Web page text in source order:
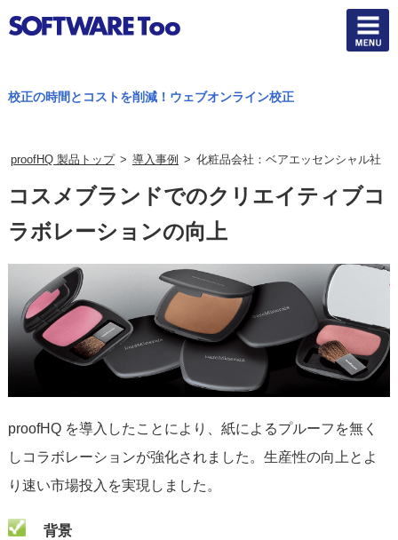
校正の時間とコストを削減！ウェブオンライン校正
proofHQ 製品トップ > 導入事例 > 化粧品会社：ベアエッセンシャル社
コスメブランドでのクリエイティブコ
ラボレーションの向上
proofHQ を導入したことにより、紙によるプルーフを無く
しコラボレーションが強化されました。生産性の向上とよ
り速い市場投入を実現しました。
背景